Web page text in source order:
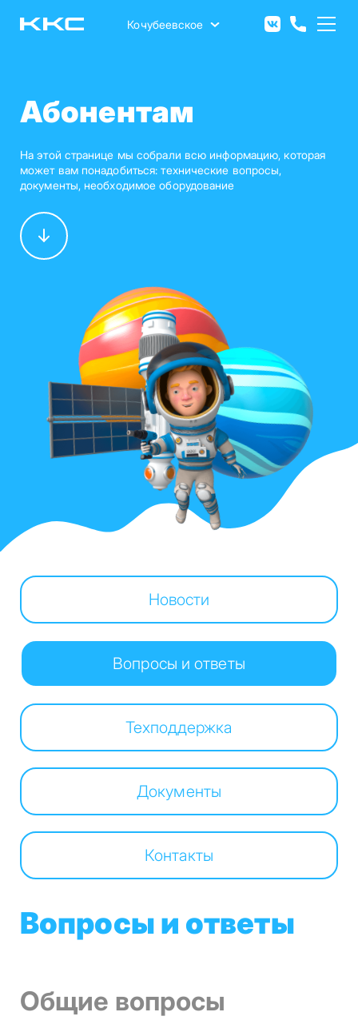
Кочубеевское
Абонентам
На этой странице мы собрали всю информацию, которая
может вам понадобиться: технические вопросы,
документы, необходимое оборудование
Новости
Вопросы и ответы
Техподдержка
Документы
Контакты
Вопросы и ответы
Общие вопросы